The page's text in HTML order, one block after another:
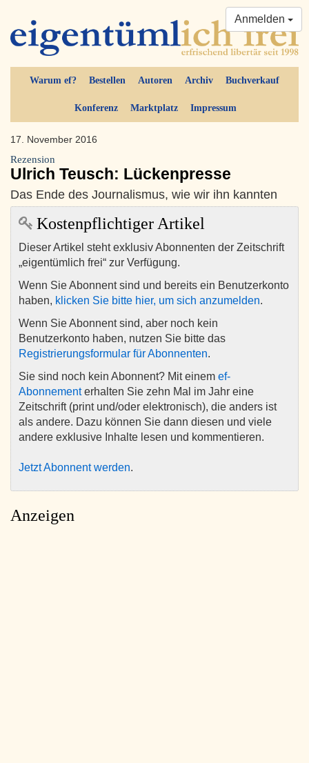
Warum ef? Bestellen Autoren Archiv Buchverkauf
Konferenz Marktplatz Impressum
Anmelden
17. November 2016
Rezension
Ulrich Teusch: Lückenpresse
Das Ende des Journalismus, wie wir ihn kannten
Kostenpflichtiger Artikel
Dieser Artikel steht exklusiv Abonnenten der Zeitschrift
„eigentümlich frei“ zur Verfügung.
Wenn Sie Abonnent sind und bereits ein Benutzerkonto
haben, klicken Sie bitte hier, um sich anzumelden.
Wenn Sie Abonnent sind, aber noch kein
Benutzerkonto haben, nutzen Sie bitte das
Registrierungsformular für Abonnenten.
Sie sind noch kein Abonnent? Mit einem ef-
Abonnementerhalten Sie zehn Mal im Jahr eine
Zeitschrift (print und/oder elektronisch), die anders ist
als andere. Dazu können Sie dann diesen und viele
andere exklusive Inhalte lesen und kommentieren.
Jetzt Abonnent werden.
Anzeigen